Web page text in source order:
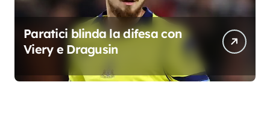
Paratici blinda la difesa con
Viery e Dragusin